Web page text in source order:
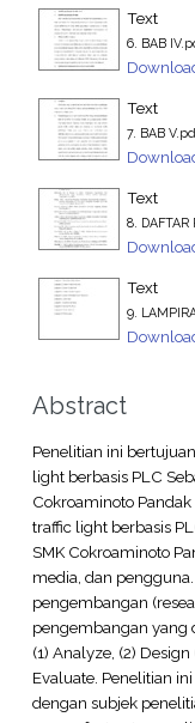
Text
6. BAB
Text
7. BAB
Text
8.
Text
9.
Abstract
Penelitian ini
light berbasis PLC
Cokroaminoto
traffic light berbasis
SMK Cokroaminoto
media, dan
pengembangan
pengembangan yang
(1) Analyze, (2)
Evaluate. Penelitian
dengan subjek